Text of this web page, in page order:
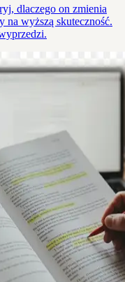
dlaczego on zmienia
na wyższą skuteczność.